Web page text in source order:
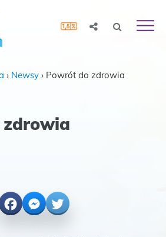
› Newsy › Powrót do zdrowia
FacebookMessenger
Twitter